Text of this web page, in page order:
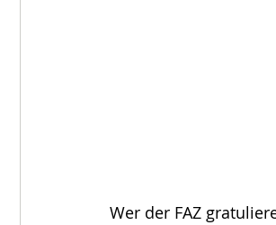
Wer der FAZ